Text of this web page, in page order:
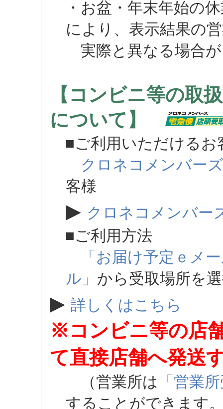
・お盆・年末年始の
により、表示結果の
実際と異なる場合が
【コンビニ等の取
について】
■ご利用いただけるお
クロネコメンバーズ
客様
▶ クロネコメンバー
■ご利用方法
「お届け予定ｅメ
ル」 から受取場所を
▶ 詳しくはこちら
※コンビニ等の店
て直接店舗へ発送
（営業所は 「営業
することができます